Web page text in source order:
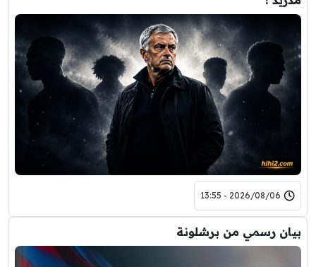
2026/08/06 - 13:55
بيان رسمي من برشلونة